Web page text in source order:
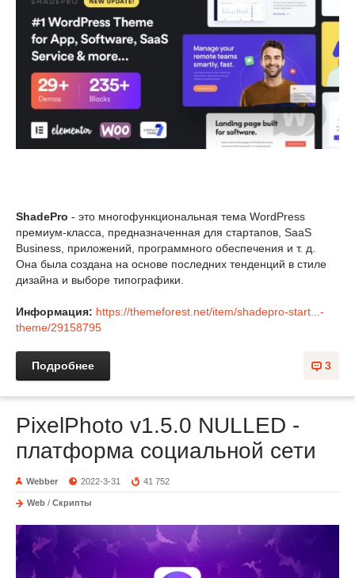
ShadePro - это многофункциональная тема WordPress
премиум-класса, предназначенная для стартапов, SaaS
Business, приложений, программного обеспечения и т. д.
Она была создана на основе последних тенденций в стиле
дизайна и выборе типографики.
Информация: https://themeforest.net/item/shadepro-start...-
theme/29158795
3
Подробнее
PixelPhoto v1.5.0 NULLED -
платформа социальной сети
Webber 2022-3-31 41 752
Web / Скрипты